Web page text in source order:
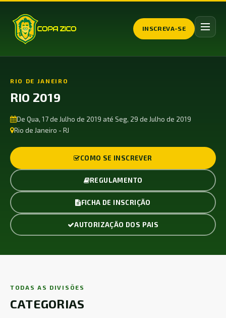
INSCREVA-SE
RIO DE JANEIRO
RIO 2019
De Qua, 17 de Julho de 2019 até Seg, 29 de Julho de 2019
Rio de Janeiro - RJ
COMO SE INSCREVER
REGULAMENTO
FICHA DE INSCRIÇÃO
AUTORIZAÇÃO DOS PAIS
TODAS AS DIVISÕES
CATEGORIAS